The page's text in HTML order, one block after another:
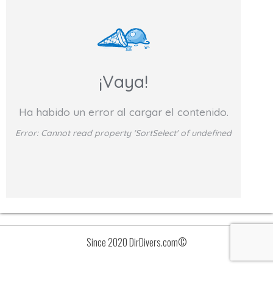
¡Vaya!
Ha habido un error al cargar el contenido.
Error: Cannot read property 'SortSelect' of undefined
Since 2020 DirDivers.com©